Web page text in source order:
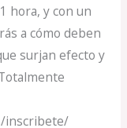
hora, y con un
a cómo deben
surjan efecto y
inscribete/